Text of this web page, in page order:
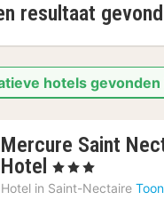
resultaat
hotels
Mercure Saint
Hotel 1
nacht
, 3 Sterren
Hotel in Saint-Nectaire